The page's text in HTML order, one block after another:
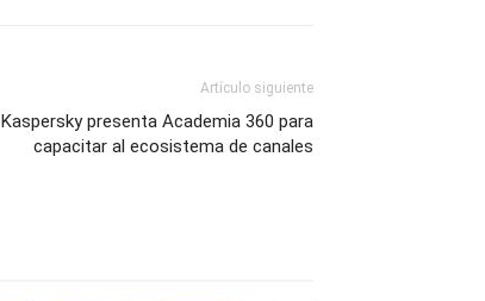
Artículo siguiente
Kaspersky presenta Academia 360 para
capacitar al ecosistema de canales